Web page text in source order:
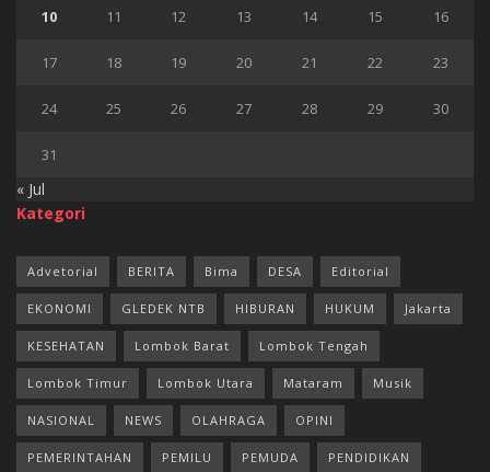
10 11 12 13 14 15 16
17 18 19 20 21 22 23
24 25 26 27 28 29 30
31
« Jul
Kategori
Advetorial BERITA Bima DESA Editorial
EKONOMI GLEDEK NTB HIBURAN HUKUM Jakarta
KESEHATAN Lombok Barat Lombok Tengah
Lombok Timur Lombok Utara Mataram Musik
NASIONAL NEWS OLAHRAGA OPINI
PEMERINTAHAN PEMILU PEMUDA PENDIDIKAN